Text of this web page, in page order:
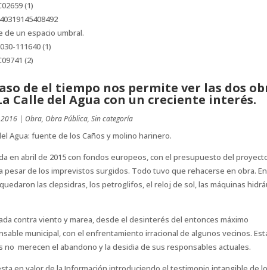
de un espacio umbral.
de el tiempo nos permite ver las dos
Calle del Agua con un creciente interés.
| Obra, Obra Pública, Sin categoría
Agua: fuente de los Caños y molino harinero.
en abril de 2015 con fondos europeos, con el presupuesto del
pesar de los imprevistos surgidos. Todo tuvo que rehacerse en obra.
las clepsidras, los petroglifos, el reloj de sol, las máquinas
contra viento y marea, desde el desinterés del entonces máximo
municipal, con el enfrentamiento irracional de algunos vecinos.
no merecen el abandono y la desidia de sus responsables actuales.